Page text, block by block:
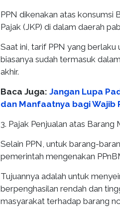
PPN dikenakan atas konsumsi
Pajak (JKP) di dalam daerah
Saat ini, tarif PPN yang berlaku
biasanya sudah termasuk
akhir.
Baca Juga: Jangan Lupa
dan Manfaatnya bagi Wajib
3. Pajak Penjualan atas Barang
Selain PPN, untuk barang-
pemerintah mengenakan
Tujuannya adalah untuk
berpenghasilan rendah dan
masyarakat terhadap barang